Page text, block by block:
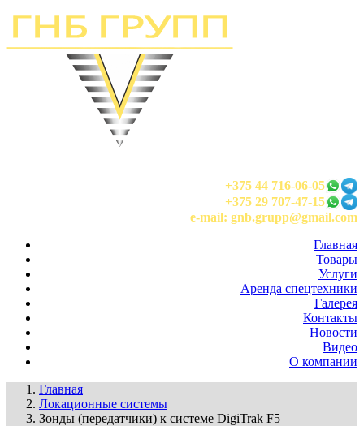
+375 44 716-06-05
+375 29 707-47-15
e-mail: gnb.grupp@gmail.com
Главная
Товары
Услуги
Аренда спецтехники
Галерея
Контакты
Новости
Видео
О компании
Главная
Локационные системы
Зонды (передатчики) к системе DigiTrak F5